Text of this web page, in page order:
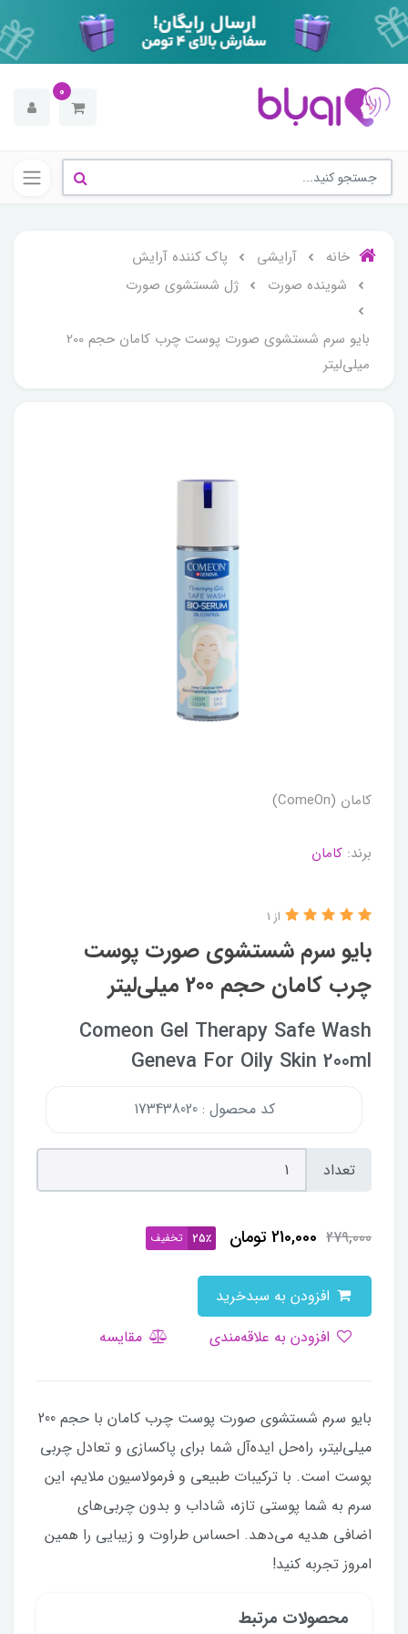
0
خانه آرایشی
پاک کننده آرایش
شوینده صورت
ژل شستشوی صورت
بایو سرم شستشوی صورت پوست چرب کامان حجم 200
میلی‌لیتر
کامان (ComeOn)
برند: کامان
بایو سرم شستشوی صورت پوست
چرب کامان حجم 200 میلی‌لیتر
از 1
Comeon Gel Therapy Safe Wash
Geneva For Oily Skin 200ml
کد محصول : 173438020
تعداد
279,000
210,000تومان 25٪ تخفیف
مقایسه
بایو سرم شستشوی صورت پوست چرب کامان با حجم 200
میلی‌لیتر، راه‌حل ایده‌آل شما برای پاکسازی و تعادل چربی
پوست است. با ترکیبات طبیعی و فرمولاسیون ملایم، این
سرم به شما پوستی تازه، شاداب و بدون چربی‌های
اضافی هدیه می‌دهد. احساس طراوت و زیبایی را همین
امروز تجربه کنید!
محصولات مرتبط